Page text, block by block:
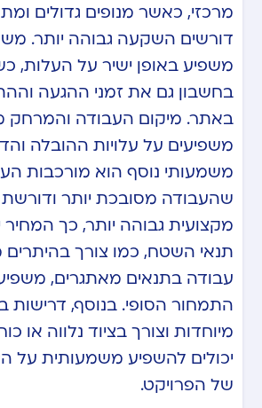
מרכזי, כאשר מנופים גדולים
דורשים השקעה גבוהה יותר.
משפיע באופן ישיר על העלות,
בחשבון גם את זמני ההגעה
באתר. מיקום העבודה והמרחק
משפיעים על עלויות ההובלה
משמעותי נוסף הוא מורכבות
שהעבודה מסובכת יותר ודורשת
מקצועית גבוהה יותר, כך המחיר
תנאי השטח, כמו צורך בהיתרים
עבודה בתנאים מאתגרים,
התמחור הסופי. בנוסף, דרישות
מיוחדות וצורך בציוד נלווה או
יכולים להשפיע משמעותית על
של הפרויקט.